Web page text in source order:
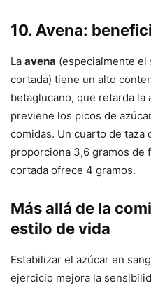
10. Avena:
La avena (especialmente el
cortada) tiene un alto
betaglucano, que retarda la
previene los picos de
comidas. Un cuarto de taza
proporciona 3,6 gramos de
cortada ofrece 4 gramos.
Más allá de la
estilo de vida
Estabilizar el azúcar en
ejercicio mejora la